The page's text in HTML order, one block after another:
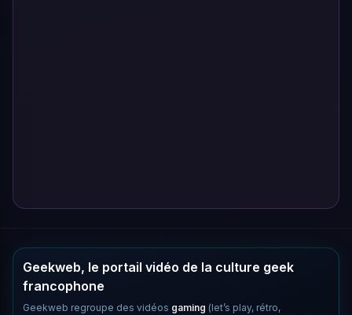
Geekweb, le portail vidéo de la culture geek
francophone
Geekweb regroupe des vidéos gaming (let’s play, rétro,